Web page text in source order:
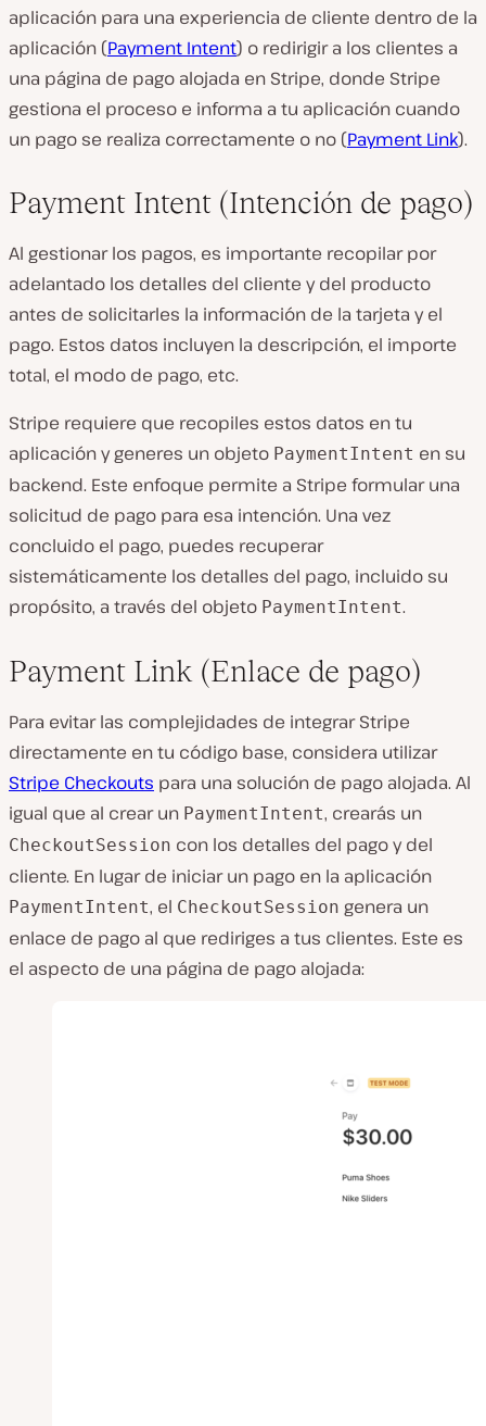
aplicación para una experiencia de cliente dentro de la
aplicación (Payment Intent) o redirigir a los clientes a
una página de pago alojada en Stripe, donde Stripe
gestiona el proceso e informa a tu aplicación cuando
un pago se realiza correctamente o no (Payment Link).
Payment Intent (Intención de pago)
Al gestionar los pagos, es importante recopilar por
adelantado los detalles del cliente y del producto
antes de solicitarles la información de la tarjeta y el
pago. Estos datos incluyen la descripción, el importe
total, el modo de pago, etc.
Stripe requiere que recopiles estos datos en tu
aplicación y generes un objeto PaymentIntent en su
backend. Este enfoque permite a Stripe formular una
solicitud de pago para esa intención. Una vez
concluido el pago, puedes recuperar
sistemáticamente los detalles del pago, incluido su
propósito, a través del objeto PaymentIntent.
Payment Link (Enlace de pago)
Para evitar las complejidades de integrar Stripe
directamente en tu código base, considera utilizar
Stripe Checkouts para una solución de pago alojada. Al
igual que al crear un PaymentIntent, crearás un
CheckoutSession con los detalles del pago y del
cliente. En lugar de iniciar un pago en la aplicación
PaymentIntent, el CheckoutSession genera un
enlace de pago al que rediriges a tus clientes. Este es
el aspecto de una página de pago alojada: